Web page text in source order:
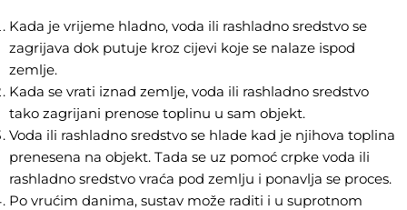
Kada je vrijeme hladno, voda ili rashladno sredstvo se
zagrijava dok putuje kroz cijevi koje se nalaze ispod
zemlje.
Kada se vrati iznad zemlje, voda ili rashladno sredstvo
tako zagrijani prenose toplinu u sam objekt.
Voda ili rashladno sredstvo se hlade kad je njihova toplina
prenesena na objekt. Tada se uz pomoć crpke voda ili
rashladno sredstvo vraća pod zemlju i ponavlja se proces.
Po vrućim danima, sustav može raditi i u suprotnom